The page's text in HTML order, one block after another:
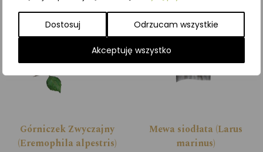
Dostosuj Odrzucam wszystkie
Akceptuję wszystko
Górniczek Zwyczajny
(Eremophila alpestris)
Mewa siodłata (Larus
marinus)